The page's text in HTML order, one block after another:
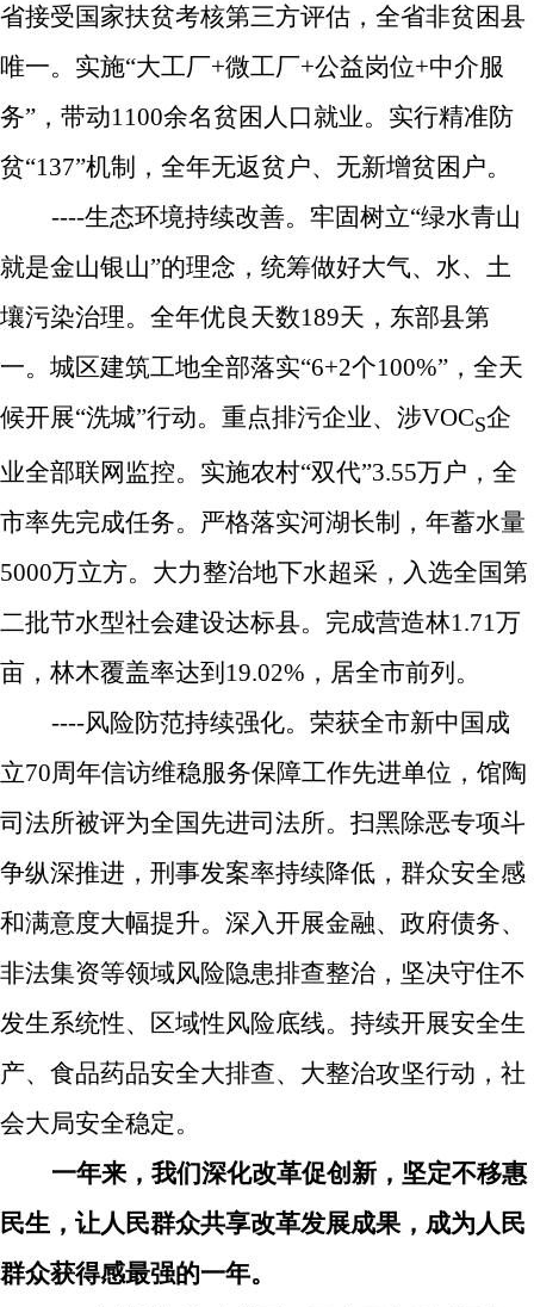
省接受国家扶贫考核第三方评估，全省非贫困县
唯一。实施“大工厂+微工厂+公益岗位+中介服
务”， 带动1100余名贫困人口就业。 实行精准防
贫“137”机制，全年无返贫户、无新增贫困户。
----生态环境持续改善。 牢固树立“绿水青山
就是金山银山”的理念，统筹做好大气、水、土
壤污染治理。全年优良天数189天，东部县第
一。 城区建筑工地全部落实“6+2个100%”，全天
候开展“洗城”行动。重点排污企业、涉VOCS企
业全部联网监控。实施农村“双代”3.55万户，全
市率先完成任务。严格落实河湖长制，年蓄水量
5000万立方。大力整治地下水超采，入选全国第
二批节水型社会建设达标县。完成营造林1.71万
亩， 林木覆盖率达到 19.02% ，居全市前列。
----风险防范持续强化。 荣获全市新中国成
立70周年信访维稳服务保障工作先进单位，馆陶
司法所被评为全国先进司法所。扫黑除恶专项斗
争纵深推进，刑事发案率持续降低，群众安全感
和满意度大幅提升。深入开展金融、政府债务、
非法集资等领域风险隐患排查整治，坚决守住不
发生系统性、区域性风险底线。持续开展安全生
产、食品药品安全大排查、大整治攻坚行动，社
会大局安全稳定。
一年来，我们深化改革促创新，坚定不移惠
民生，让人民群众共享改革发展成果，成为人民
群众获得感最强的一年。